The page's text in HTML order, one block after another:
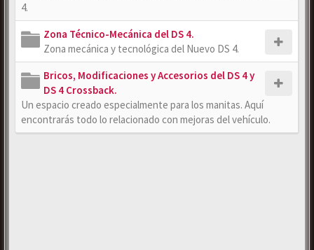
4.
Zona Técnico-Mecánica del DS 4.
Zona mecánica y tecnológica del Nuevo DS 4.
Bricos, Modificaciones y Accesorios del DS 4 y
DS 4 Crossback.
Un espacio creado especialmente para los manitas. Aquí
encontrarás todo lo relacionado con mejoras del vehículo.